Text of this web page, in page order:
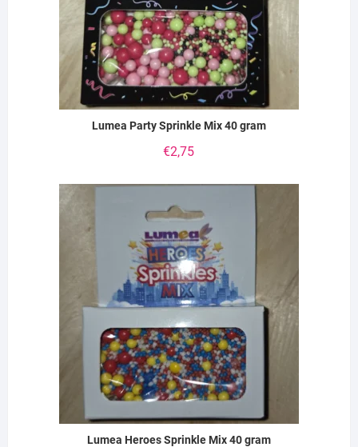
Lumea Party Sprinkle Mix 40 gram
€2,75
Lumea Heroes Sprinkle Mix 40 gram